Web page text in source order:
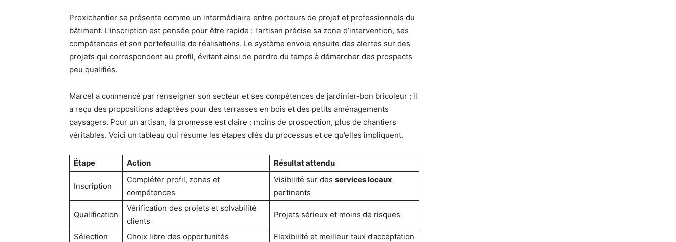
Proxichantier se présente comme un intermédiaire entre porteurs de projet et professionnels du
bâtiment. L’inscription est pensée pour être rapide : l’artisan précise sa zone d’intervention, ses
compétences et son portefeuille de réalisations. Le système envoie ensuite des alertes sur des
projets qui correspondent au profil, évitant ainsi de perdre du temps à démarcher des prospects
peu qualifiés.
Marcel a commencé par renseigner son secteur et ses compétences de jardinier-bon bricoleur ; il
a reçu des propositions adaptées pour des terrasses en bois et des petits aménagements
paysagers. Pour un artisan, la promesse est claire : moins de prospection, plus de chantiers
véritables. Voici un tableau qui résume les étapes clés du processus et ce qu’elles impliquent.
Étape Action Résultat attendu
Inscription
Compléter profil, zones et
compétences
Visibilité sur des services locaux
pertinents
Qualification
Vérification des projets et solvabilité
clients
Projets sérieux et moins de risques
Sélection Choix libre des opportunités Flexibilité et meilleur taux d’acceptation